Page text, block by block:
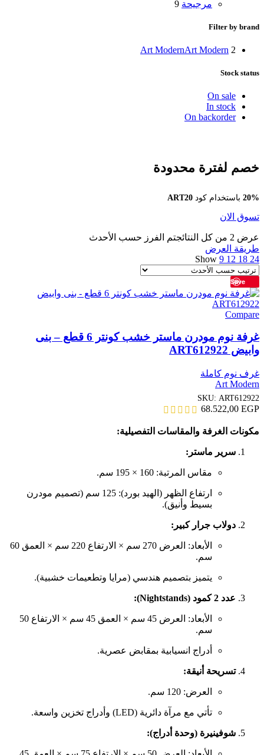
مرجيحة 9
Filter by brand
Art ModernArt Modern 2
Stock status
On sale
In stock
On backorder
خصم لفترة محدودة
20% باستخدام كود ART20
تسوق الان
عرض ⁦2⁩ من كل النتائج
تم الفرز حسب الأحدث
طريقة العرض
Show 9 12 18 24
Save
Compare
غرفة نوم مودرن ماستر خشب كونتر 6 قطع – بنى
وابيض ART612922
غرف نوم كاملة
Art Modern
SKU: ART612922
68.522,00 EGP
مكونات الغرفة والمقاسات التفصيلية:
سرير ماستر:
مقاس المرتبة: 160 × 195 سم.
ارتفاع الظهر (الهيد بورد): 125 سم (تصميم مودرن
بسيط وأنيق).
دولاب جرار كبير:
الأبعاد: العرض 270 سم × الارتفاع 220 سم × العمق 60
سم.
يتميز بتصميم هندسي (مرايا وتطعيمات خشبية).
عدد 2 كمود (Nightstands):
الأبعاد: العرض 45 سم × العمق 45 سم × الارتفاع 50
سم.
أدراج انسيابية بمقابض عصرية.
تسريحة أنيقة:
العرض: 120 سم.
تأتي مع مرآة دائرية (LED) وأدراج تخزين واسعة.
شوفينيرة (وحدة أدراج):